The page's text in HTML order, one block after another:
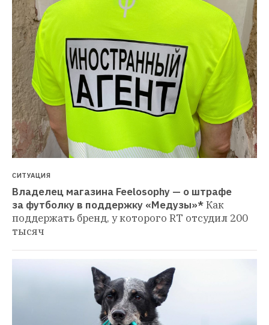
СИТУАЦИЯ
Владелец магазина Feelosophy — о штрафе
за футболку в поддержку «Медузы»*Как
поддержать бренд, у которого RT отсудил 200
тысяч